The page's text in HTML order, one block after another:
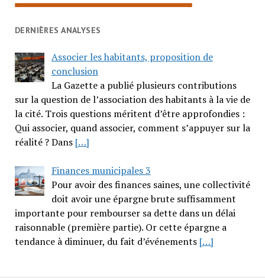
DERNIÈRES ANALYSES
Associer les habitants, proposition de
conclusion
La Gazette a publié plusieurs contributions
sur la question de l’association des habitants à la vie de
la cité. Trois questions méritent d’être approfondies :
Qui associer, quand associer, comment s’appuyer sur la
réalité ? Dans […]
Finances municipales 3
Pour avoir des finances saines, une collectivité
doit avoir une épargne brute suffisamment
importante pour rembourser sa dette dans un délai
raisonnable (première partie). Or cette épargne a
tendance à diminuer, du fait d’événements […]